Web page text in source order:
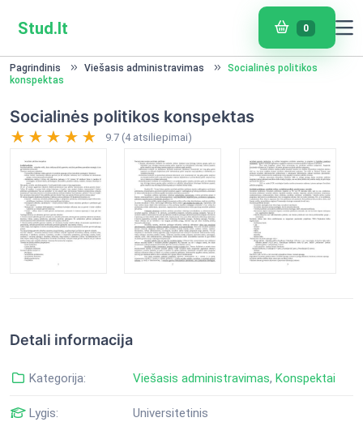
Stud.lt 0
Pagrindinis Viešasis administravimas
Socialinės politikos
konspektas
Socialinės politikos konspektas
9.7 (4 atsiliepimai)
Detali informacija
Kategorija: Viešasis administravimas, Konspektai
Lygis: Universitetinis